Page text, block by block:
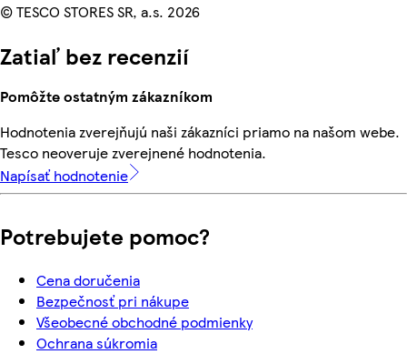
© TESCO STORES SR, a.s. 2026
Zatiaľ bez recenzií
Pomôžte ostatným zákazníkom
Hodnotenia zverejňujú naši zákazníci priamo na našom webe.
Tesco neoveruje zverejnené hodnotenia.
Napísať hodnotenie
Potrebujete pomoc?
Cena doručenia
Bezpečnosť pri nákupe
Všeobecné obchodné podmienky
Ochrana súkromia